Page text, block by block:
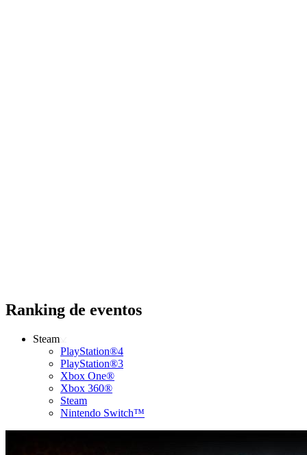
Ranking de eventos
Steam
PlayStation®4
PlayStation®3
Xbox One®
Xbox 360®
Steam
Nintendo Switch™